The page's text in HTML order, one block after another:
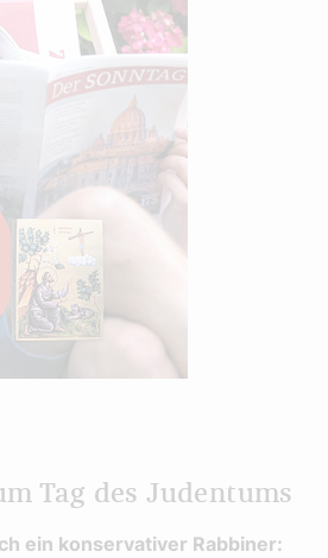
Tag des Judentums
ein konservativer Rabbiner: